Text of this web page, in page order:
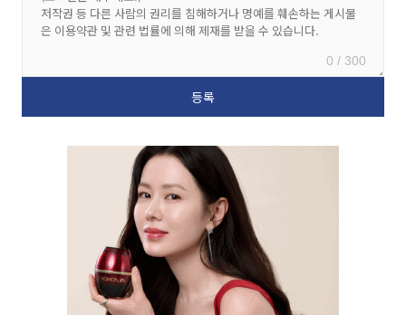
0 / 300